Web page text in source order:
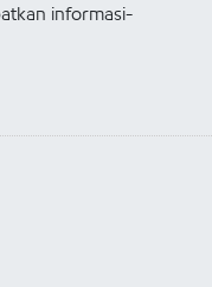
informasi-